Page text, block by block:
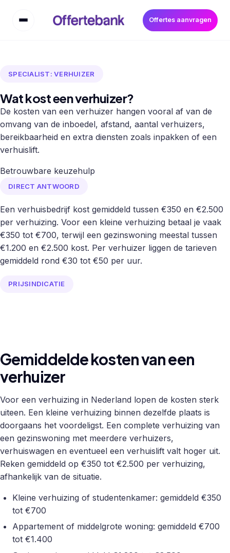
Offertes aanvragen
SPECIALIST: VERHUIZER
Wat kost een verhuizer?
De kosten van een verhuizer hangen vooral af van de
omvang van de inboedel, afstand, aantal verhuizers,
bereikbaarheid en extra diensten zoals inpakken of een
verhuislift.
Betrouwbare keuzehulp
DIRECT ANTWOORD
Een verhuisbedrijf kost gemiddeld tussen €350 en €2.500
per verhuizing. Voor een kleine verhuizing betaal je vaak
€350 tot €700, terwijl een gezinswoning meestal tussen
€1.200 en €2.500 kost. Per verhuizer liggen de tarieven
gemiddeld rond €30 tot €50 per uur.
PRIJSINDICATIE
Gemiddelde kosten van een
verhuizer
Voor een verhuizing in Nederland lopen de kosten sterk
uiteen. Een kleine verhuizing binnen dezelfde plaats is
doorgaans het voordeligst. Een complete verhuizing van
een gezinswoning met meerdere verhuizers,
verhuiswagen en eventueel een verhuislift valt hoger uit.
Reken gemiddeld op €350 tot €2.500 per verhuizing,
afhankelijk van de situatie.
Kleine verhuizing of studentenkamer: gemiddeld €350
tot €700
Appartement of middelgrote woning: gemiddeld €700
tot €1.400